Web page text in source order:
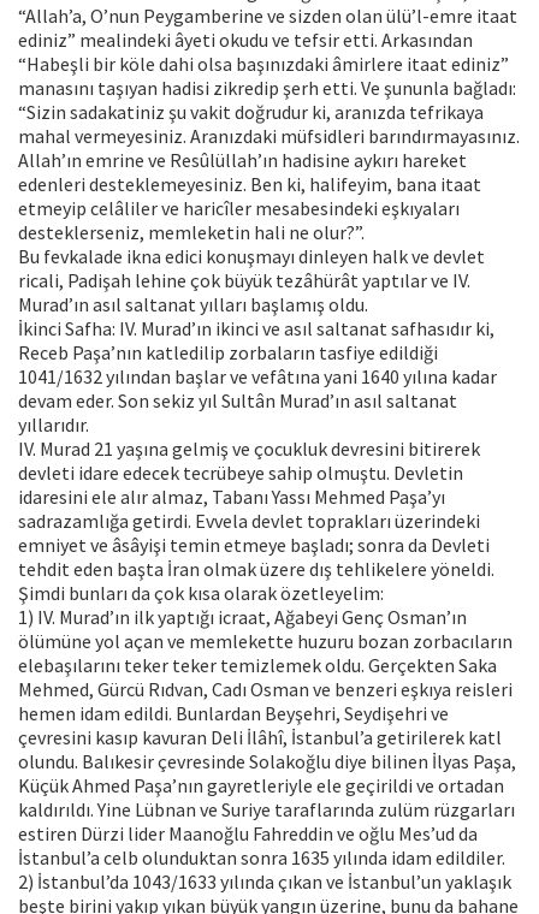
“Allah’a, O’nun Peygamberine ve sizden olan ülü’l-emre itaat
ediniz” mealindeki âyeti okudu ve tefsir etti. Arkasından
“Habeşli bir köle dahi olsa başınızdaki âmirlere itaat ediniz”
manasını taşıyan hadisi zikredip şerh etti. Ve şununla bağladı:
“Sizin sadakatiniz şu vakit doğrudur ki, aranızda tefrikaya
mahal vermeyesiniz. Aranızdaki müfsidleri barındırmayasınız.
Allah’ın emrine ve Resûlüllah’ın hadisine aykırı hareket
edenleri desteklemeyesiniz. Ben ki, halifeyim, bana itaat
etmeyip celâliler ve haricîler mesabesindeki eşkıyaları
desteklerseniz, memleketin hali ne olur?”.
Bu fevkalade ikna edici konuşmayı dinleyen halk ve devlet
ricali, Padişah lehine çok büyük tezâhürât yaptılar ve IV.
Murad’ın asıl saltanat yılları başlamış oldu.
İkinci Safha: IV. Murad’ın ikinci ve asıl saltanat safhasıdır ki,
Receb Paşa’nın katledilip zorbaların tasfiye edildiği
1041/1632 yılından başlar ve vefâtına yani 1640 yılına kadar
devam eder. Son sekiz yıl Sultân Murad’ın asıl saltanat
yıllarıdır.
IV. Murad 21 yaşına gelmiş ve çocukluk devresini bitirerek
devleti idare edecek tecrübeye sahip olmuştu. Devletin
idaresini ele alır almaz, Tabanı Yassı Mehmed Paşa’yı
sadrazamlığa getirdi. Evvela devlet toprakları üzerindeki
emniyet ve âsâyişi temin etmeye başladı; sonra da Devleti
tehdit eden başta İran olmak üzere dış tehlikelere yöneldi.
Şimdi bunları da çok kısa olarak özetleyelim:
1) IV. Murad’ın ilk yaptığı icraat, Ağabeyi Genç Osman’ın
ölümüne yol açan ve memlekette huzuru bozan zorbacıların
elebaşılarını teker teker temizlemek oldu. Gerçekten Saka
Mehmed, Gürcü Rıdvan, Cadı Osman ve benzeri eşkıya reisleri
hemen idam edildi. Bunlardan Beyşehri, Seydişehri ve
çevresini kasıp kavuran Deli İlâhî, İstanbul’a getirilerek katl
olundu. Balıkesir çevresinde Solakoğlu diye bilinen İlyas Paşa,
Küçük Ahmed Paşa’nın gayretleriyle ele geçirildi ve ortadan
kaldırıldı. Yine Lübnan ve Suriye taraflarında zulüm rüzgarları
estiren Dürzi lider Maanoğlu Fahreddin ve oğlu Mes’ud da
İstanbul’a celb olunduktan sonra 1635 yılında idam edildiler.
2) İstanbul’da 1043/1633 yılında çıkan ve İstanbul’un yaklaşık
beşte birini yakıp yıkan büyük yangın üzerine, bunu da bahane